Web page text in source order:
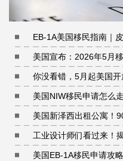
EB-1A美国移民指南｜
美国宣布：2026年5月
你没看错，5月起美国
美国NIW移民申请怎么
美国新泽西出租公寓！
工业设计师们看过来！
条件
美国EB-1A移民申请攻